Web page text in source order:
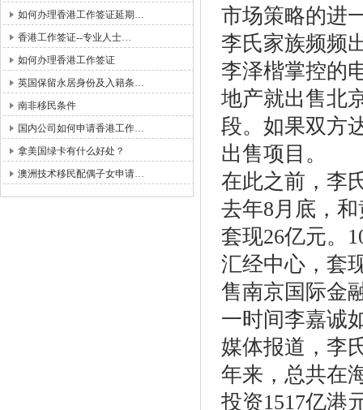
如何办理香港工作签证延期…
香港工作签证--专业人士…
如何办理香港工作签证
英国保留永居身份及入籍条…
南非移民条件
国内公司如何申请香港工作…
拿美国绿卡有什么好处？
澳洲技术移民配偶子女申请…
市场策略的进
李氏家族频频
李泽楷掌控的
地产就出售北
段。如果双方
出售项目。
在此之前，李
去年8月底，
套现26亿元。
汇经中心，套
售南京国际金
一时间李嘉诚
媒体报道，李
年来，总共在
投资1517亿港